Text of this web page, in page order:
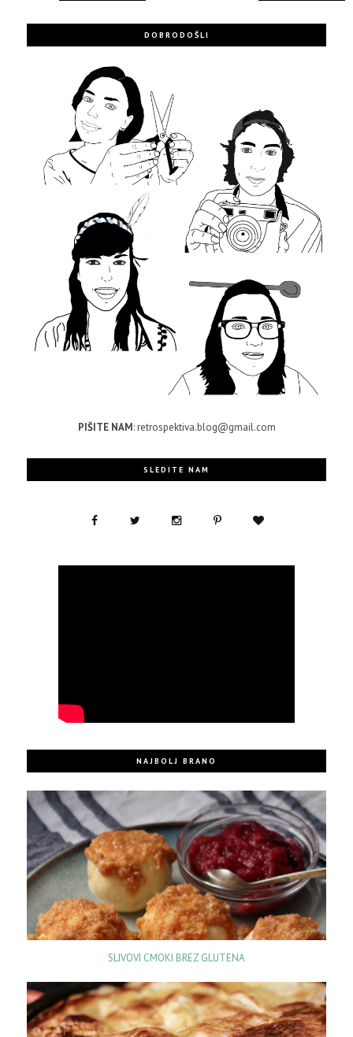
DOBRODOŠLI
PIŠITE NAM: retrospektiva.blog@gmail.com
SLEDITE NAM
NAJBOLJ BRANO
SLIVOVI CMOKI BREZ GLUTENA